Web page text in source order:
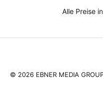
Alle Preise
© 2026 EBNER MEDIA